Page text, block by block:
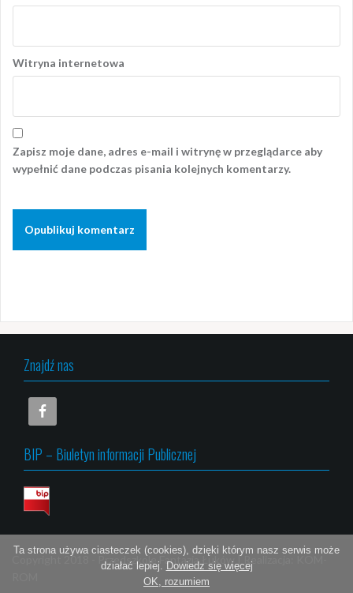
Witryna internetowa
Zapisz moje dane, adres e-mail i witrynę w przeglądarce aby
wypełnić dane podczas pisania kolejnych komentarzy.
Znajdź nas
BIP – Biuletyn informacji Publicznej
Copyright 2018 - Przedszkole Fantazja Łuków | Realizacja:
Ta strona używa ciasteczek (cookies), dzięki którym nasz serwis może
działać lepiej. Dowiedz się więcej
OK, rozumiem